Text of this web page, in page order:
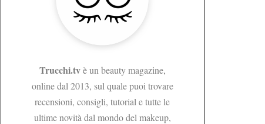
Trucchi.tvè un beauty magazine,
online dal 2013, sul quale puoi trovare
recensioni, consigli, tutorial e tutte le
ultime novità dal mondo del makeup,